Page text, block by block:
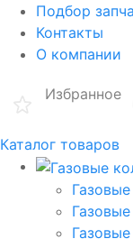
Подбор
Контакты
О компании
Избранное
Каталог товаров